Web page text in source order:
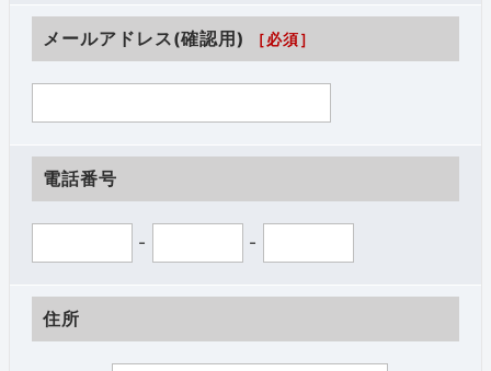
メールアドレス(確認用) ［必須］
電話番号
- -
住所